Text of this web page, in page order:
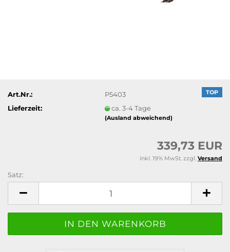
TOP
Art.Nr.:
P5403
Lieferzeit:
ca. 3-4 Tage
(Ausland abweichend)
339,73 EUR
inkl. 19% MwSt. zzgl. Versand
Satz: